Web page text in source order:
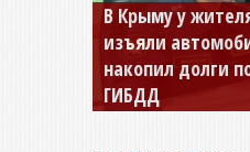
В Крыму у
изъяли
накопил долги
ГИБДД